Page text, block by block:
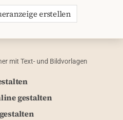
erstellen
mit Text- und Bildvorlagen
gestalten